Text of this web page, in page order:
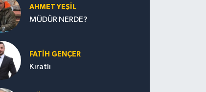
AHMET YEŞİL
MÜDÜR NERDE?
FATIH GENÇER
Kıratlı